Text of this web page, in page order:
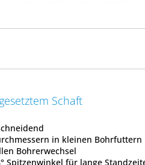
Schaft
in kleinen Bohrfuttern
Bohrerwechsel
Spitzenwinkel für lange